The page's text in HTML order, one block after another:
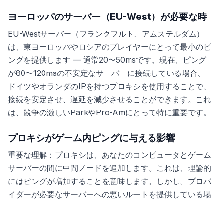
ヨーロッパのサーバー（EU-West）が必要な時
EU-Westサーバー（フランクフルト、アムステルダム）
は、東ヨーロッパやロシアのプレイヤーにとって最小のピ
ングを提供します — 通常20〜50msです。現在、ピング
が80〜120msの不安定なサーバーに接続している場合、
ドイツやオランダのIPを持つプロキシを使用することで、
接続を安定させ、遅延を減少させることができます。これ
は、競争の激しいParkやPro-Amにとって特に重要です。
プロキシがゲーム内ピングに与える影響
重要な理解：プロキシは、あなたのコンピュータとゲーム
サーバーの間に中間ノードを追加します。これは、理論的
にはピングが増加することを意味します。しかし、プロバ
イダーが必要なサーバーへの悪いルートを提供している場